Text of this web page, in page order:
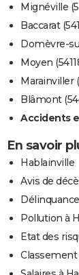
Mignéville
Baccarat
Domèvre-
Moyen
Marainviller
Blâmont
Accidents
En savoir
Hablainville
Avis de
Pollution à
Etat des
Classement